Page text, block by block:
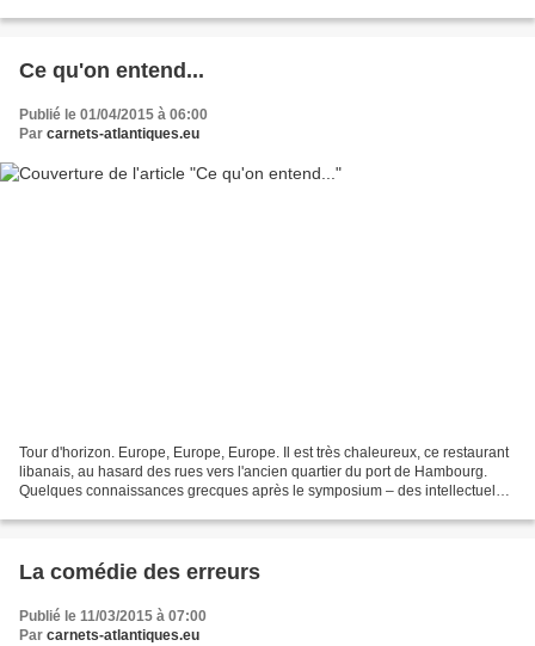
Ce qu'on entend...
Publié le 01/04/2015 à 06:00
Par carnets-atlantiques.eu
Tour d'horizon. Europe, Europe, Europe. Il est très chaleureux, ce restaurant
libanais, au hasard des rues vers l'ancien quartier du port de Hambourg.
Quelques connaissances grecques après le symposium – des intellectuels
La comédie des erreurs
Publié le 11/03/2015 à 07:00
Par carnets-atlantiques.eu